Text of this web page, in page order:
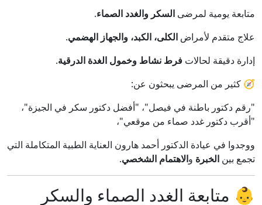
متابعة يومية لمرضى السكر والغدد الصماء.
علاج متقدم لأمراض الكلى، الكبد، والجهاز الهضمي.
إدارة دقيقة لحالات فرط نشاط وخمول الغدة الدرقية.
🧭 كثير من المرضى يبحثون عن:
"رقم دكتور باطنة في فيصل"، "أفضل دكتور سكر في الجيزة"،
"أقرب دكتور غدد صماء من موقعي"،
ووجدوا في عيادة الدكتور أحمد هارون العناية الطبية المتكاملة التي
تجمع بين الخبرة والاهتمام الشخصي.
👶 متابعة الغدد الصماء والسكر